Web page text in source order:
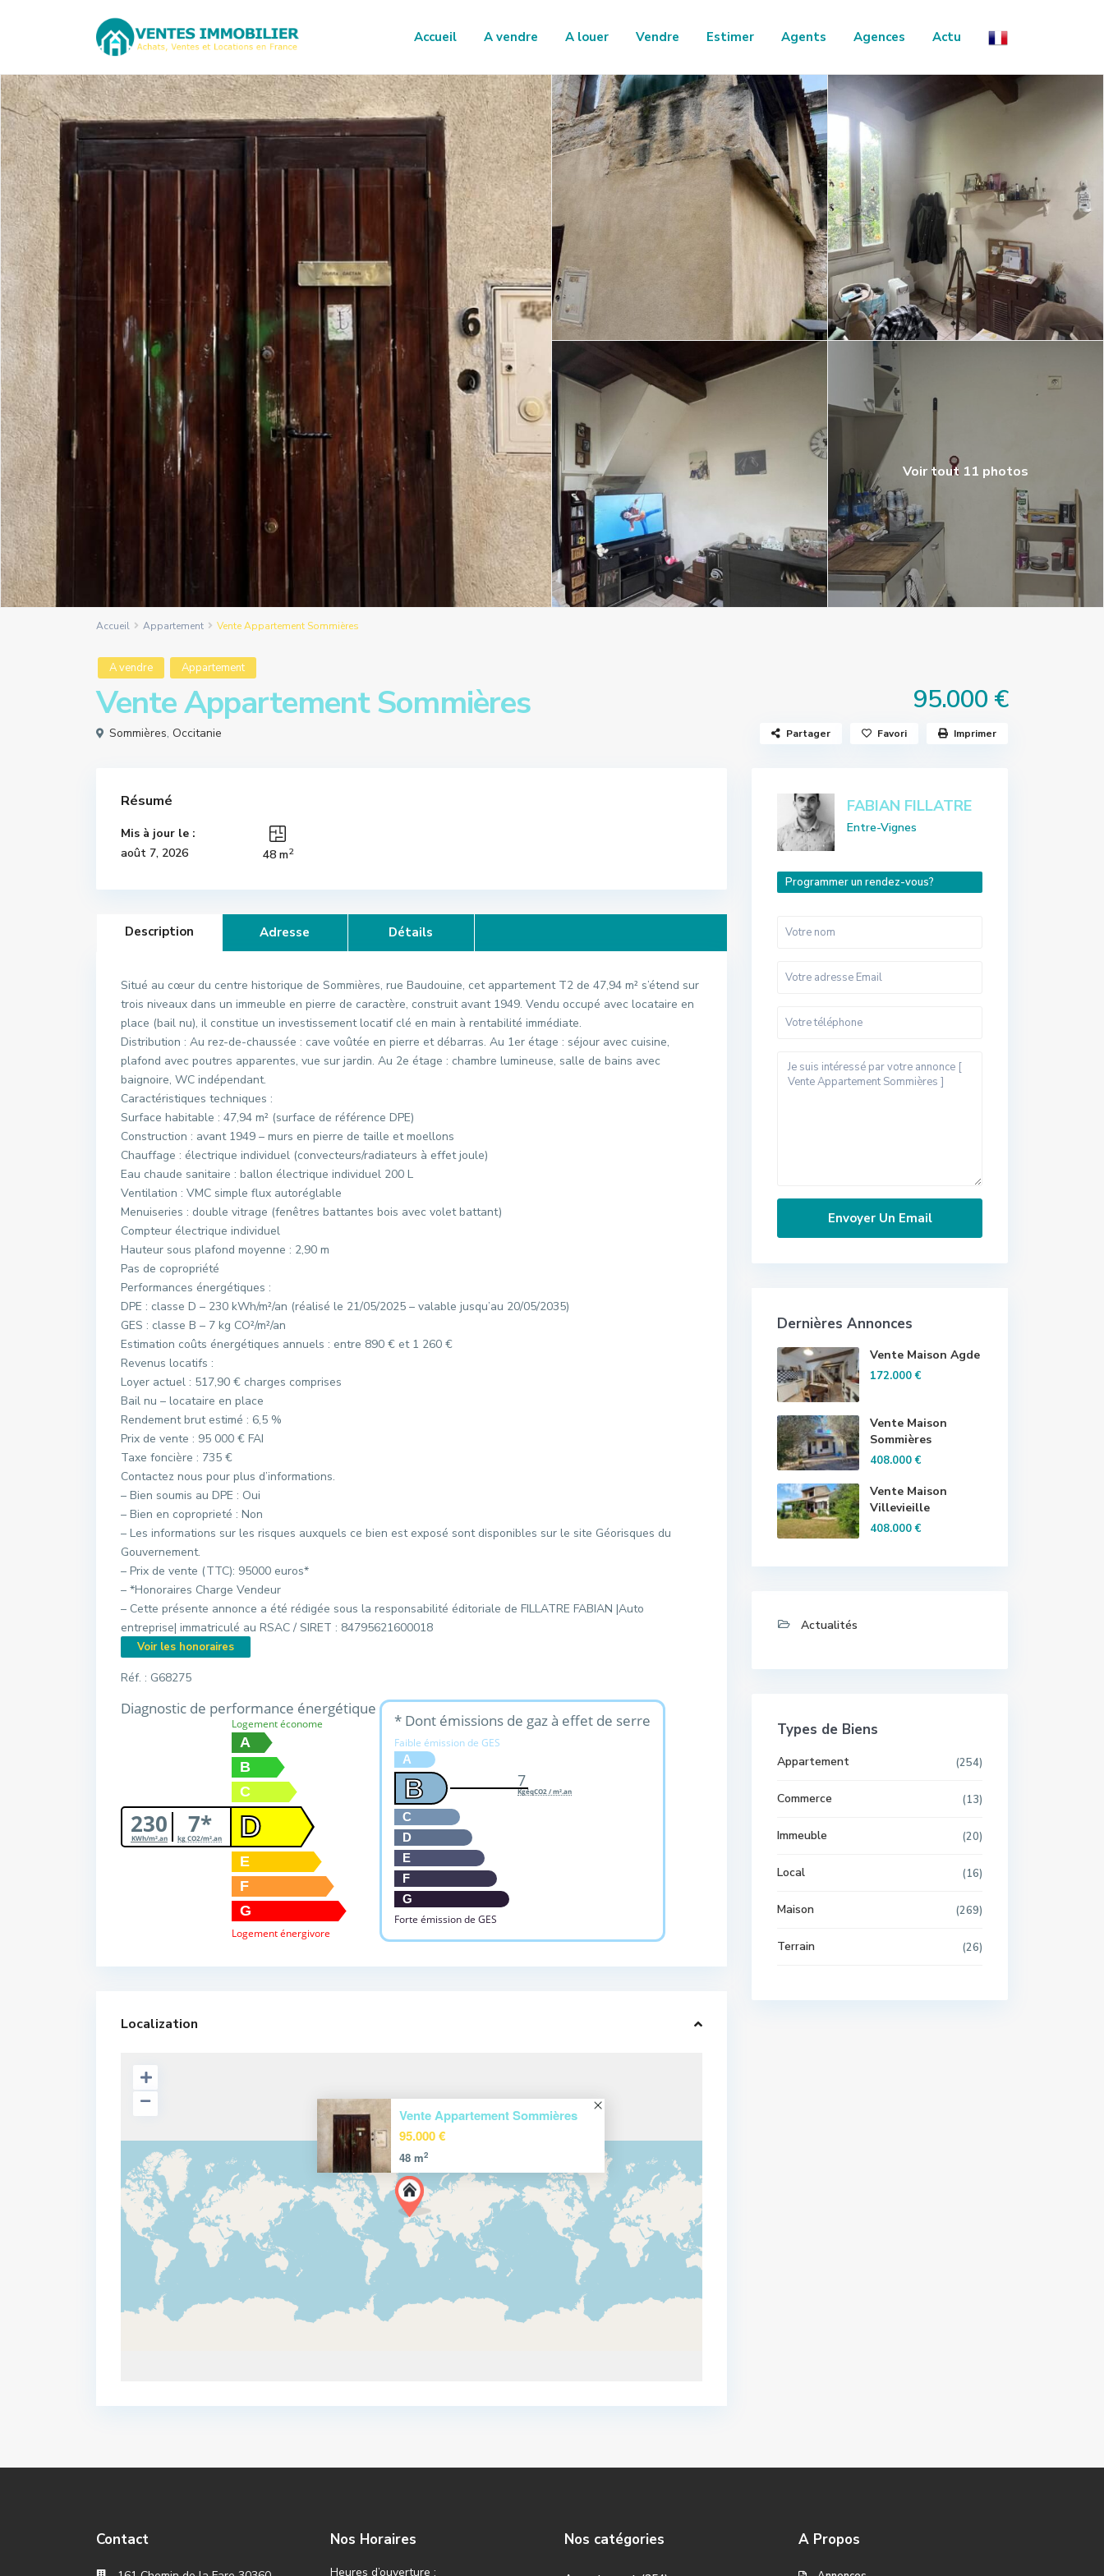
Accueil A vendre A louer Vendre Estimer Agents Agences Actu
Voir tout 11 photos
Accueil Appartement Vente Appartement Sommières
A vendre Appartement
Vente Appartement Sommières 95.000 €
Sommières, Occitanie Partager Favori Imprimer
Résumé
Mis à jour le :
août 7, 2026
48 m2
Description Adresse Détails
Situé au cœur du centre historique de Sommières, rue Baudouine, cet appartement T2 de 47,94 m² s’étend sur
trois niveaux dans un immeuble en pierre de caractère, construit avant 1949. Vendu occupé avec locataire en
place (bail nu), il constitue un investissement locatif clé en main à rentabilité immédiate.
Distribution : Au rez-de-chaussée : cave voûtée en pierre et débarras. Au 1er étage : séjour avec cuisine,
plafond avec poutres apparentes, vue sur jardin. Au 2e étage : chambre lumineuse, salle de bains avec
baignoire, WC indépendant.
Caractéristiques techniques :
Surface habitable : 47,94 m² (surface de référence DPE)
Construction : avant 1949 – murs en pierre de taille et moellons
Chauffage : électrique individuel (convecteurs/radiateurs à effet joule)
Eau chaude sanitaire : ballon électrique individuel 200 L
Ventilation : VMC simple flux autoréglable
Menuiseries : double vitrage (fenêtres battantes bois avec volet battant)
Compteur électrique individuel
Hauteur sous plafond moyenne : 2,90 m
Pas de copropriété
Performances énergétiques :
DPE : classe D – 230 kWh/m²/an (réalisé le 21/05/2025 – valable jusqu’au 20/05/2035)
GES : classe B – 7 kg CO²/m²/an
Estimation coûts énergétiques annuels : entre 890 € et 1 260 €
Revenus locatifs :
Loyer actuel : 517,90 € charges comprises
Bail nu – locataire en place
Rendement brut estimé : 6,5 %
Prix de vente : 95 000 € FAI
Taxe foncière : 735 €
Contactez nous pour plus d’informations.
– Bien soumis au DPE : Oui
– Bien en coproprieté : Non
– Les informations sur les risques auxquels ce bien est exposé sont disponibles sur le site Géorisques du
Gouvernement.
– Prix de vente (TTC): 95000 euros*
– *Honoraires Charge Vendeur
– Cette présente annonce a été rédigée sous la responsabilité éditoriale de FILLATRE FABIAN |Auto
entreprise| immatriculé au RSAC / SIRET : 84795621600018
Voir les honoraires
Réf. : G68275
Diagnostic de performance énergétique
230
KWh/m².an 7*
kg CO2/m².an
Logement économe
A
B
C
D
E
F
G
Logement énergivore
* Dont émissions de gaz à effet de serre
Faible émission de GES
A
B
C
D
E
F
G
Forte émission de GES
7
KgéqCO2 / m².an
Localization
Vente Appartement Sommières
95.000 €
48 m2
FABIAN FILLATRE
Entre-Vignes
Programmer un rendez-vous?
Dernières Annonces
Vente Maison Agde
172.000 €
Vente Maison
Sommières
408.000 €
Vente Maison
Villevieille
408.000 €
Actualités
Types de Biens
Appartement (254)
Commerce (13)
Immeuble (20)
Local (16)
Maison (269)
Terrain (26)
Contact Nos Horaires
Heures d’ouverture :
Nos catégories A Propos